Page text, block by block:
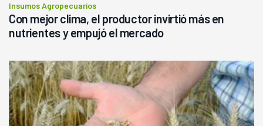
Insumos Agropecuarios
Con mejor clima, el productor invirtió más en
nutrientes y empujó el mercado